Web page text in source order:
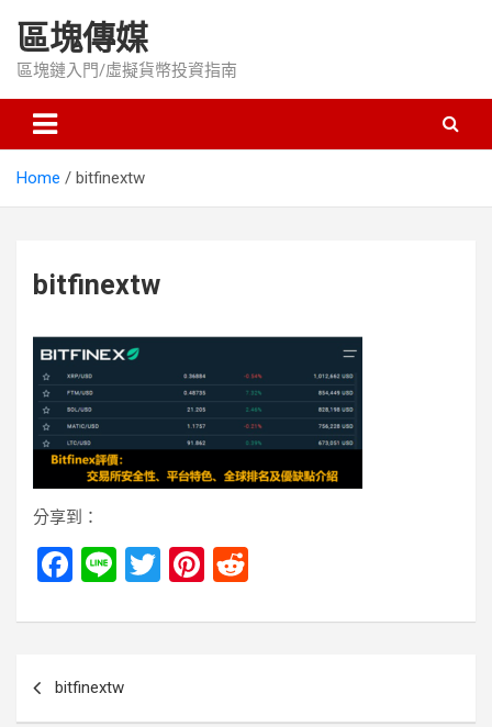
content
區塊傳媒
區塊鏈入門/虛擬貨幣投資指南
Home bitfinextw
bitfinextw
分享到：
F
ce
b
o
Li
e
T
tt
Pi
er d
bitfinextw